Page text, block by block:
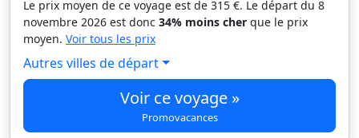
Le prix moyen de ce voyage est de 315 €. Le départ du 8
novembre 2026 est donc 34% moins cher que le prix
moyen. Voir tous les prix
Autres villes de départ
Voir ce voyage »
Promovacances